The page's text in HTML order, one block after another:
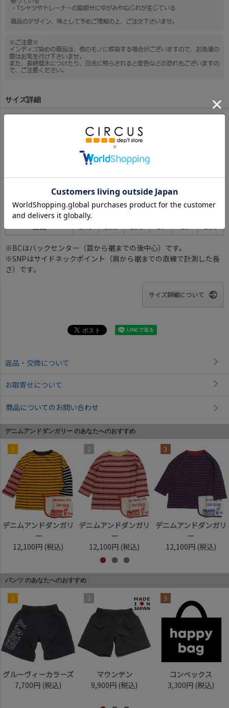
サイズ詳細
23.5 24.5 25
27.5 28.5 30
わたり幅
26 27 29 30
ヒップ幅
42 44 48 51 58
60
裾口
17.5 18.5 19.5 20 23 23.5
※BCはバックセンター（首から裾までの後中心）です。
※SNPはサイドネックポイント（肩から裾までの直線で計測した長
さ）です。
サイズ詳細について
返品・交換について
お取寄せについて
商品についてのお問い合わせ
デニムアンドダンガリー のあなたへのおすすめ
1
デニムアンドダンガリ
ー
12,100円 (税込)
2
デニムアンドダンガリ
ー
12,100円 (税込)
3
デニムアンドダンガリ
ー
12,100円 (税込)
パンツ のあなたへのおすすめ
1
グルーヴィーカラーズ
7,700円 (税込)
2
マウンテン
9,900円 (税込)
3
コンベックス
3,300円 (税込)